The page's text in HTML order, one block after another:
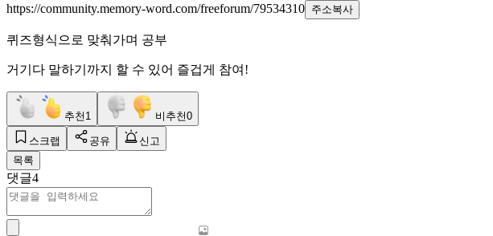
https://community.memory-word.com/freeforum/79534310 주소복사
퀴즈형식으로 맞춰가며 공부
거기다 말하기까지 할 수 있어 즐겁게 참여!
추천 1 비추천0
스크랩 공유
신고
목록
댓글4